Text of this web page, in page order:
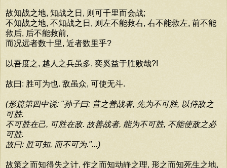
故知战之地, 知战之日, 则可千里而会战;
不知战之地, 不知战之日, 则左不能救右, 右不能救左, 前不能
救后, 后不能救前,
而况远者数十里, 近者数里乎?
以吾度之, 越人之兵虽多, 奕奚益于胜败哉?!
故曰: 胜可为也. 敌虽众, 可使无斗.
(形篇第四中说: "孙子曰: 昔之善战者, 先为不可胜, 以侍敌之
可胜.
不可胜在己, 可胜在敌. 故善战者, 能为不可胜, 不能使敌之必
可胜.
故曰: 胜可知, 而不可为."...)
故策之而知得失之计, 作之而知动静之理, 形之而知死生之地,